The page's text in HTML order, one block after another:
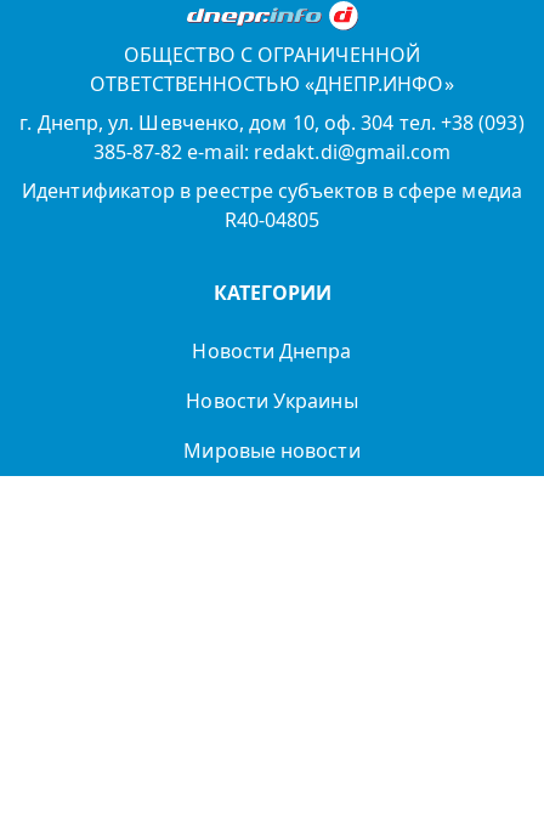
ОБЩЕСТВО С ОГРАНИЧЕННОЙ
ОТВЕТСТВЕННОСТЬЮ «ДНЕПР.ИНФО»
г. Днепр, ул. Шевченко, дом 10, оф. 304 тел. +38 (093)
385-87-82 e-mail: redakt.di@gmail.com
Идентификатор в реестре субъектов в сфере медиа
R40-04805
КАТЕГОРИИ
Новости Днепра
Новости Украины
Мировые новости